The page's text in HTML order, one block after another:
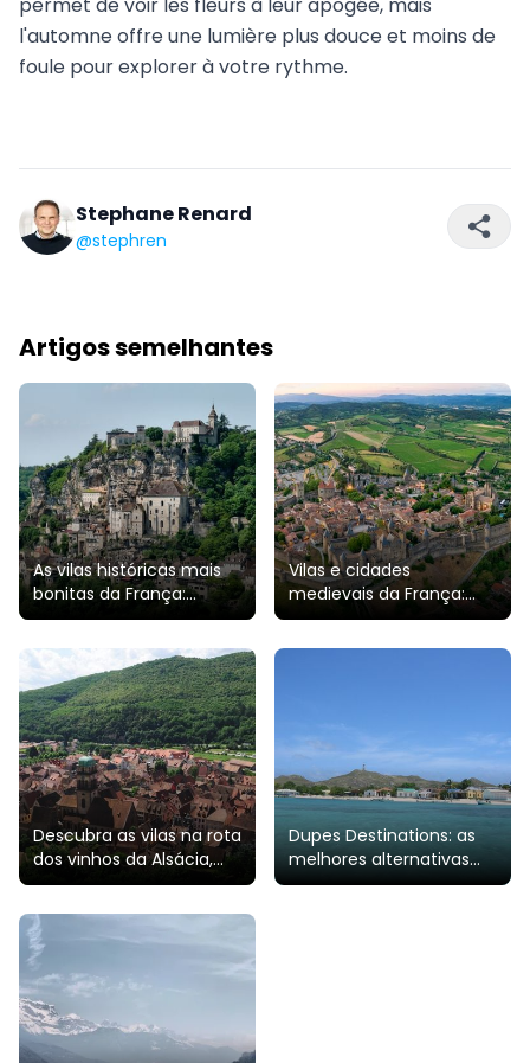
l'automne offre une lumière plus douce et moins de
foule pour explorer à votre rythme.
Stephane Renard
@stephren
Artigos semelhantes
As vilas históricas mais
bonitas da França:
pedras, vielas e histórias
Vilas e cidades
medievais da França:
história, arquitetura,
Descubra as vilas na rota
dos vinhos da Alsácia,
desde os pontos mais
segredos bem
guardados
Dupes Destinations: as
melhores alternativas
aos locais turísticos